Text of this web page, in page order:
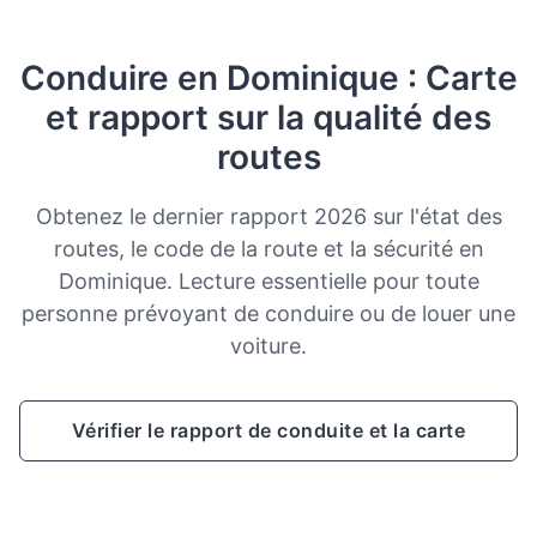
Conduire en Dominique : Carte
et rapport sur la qualité des
routes
Obtenez le dernier rapport 2026 sur l'état des
routes, le code de la route et la sécurité en
Dominique. Lecture essentielle pour toute
personne prévoyant de conduire ou de louer une
voiture.
Vérifier le rapport de conduite et la carte